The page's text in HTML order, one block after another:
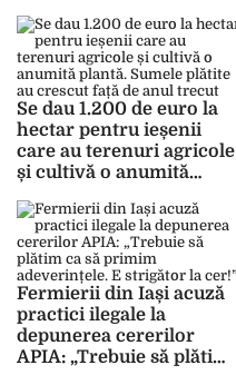
de luna viitoare
Se dau 1.200 de euro la
hectar pentru ieșenii
care au terenuri agricole
și cultivă o anumită
crescut față de anul
trecut
Fermierii din Iași acuză
practici ilegale la
depunerea cererilor
APIA: „Trebuie să plătim